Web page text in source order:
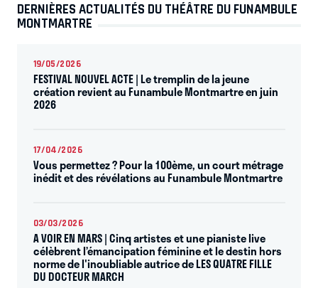
DERNIÈRES ACTUALITÉS DU THÉÂTRE DU FUNAMBULE
MONTMARTRE
19/05/2026
FESTIVAL NOUVEL ACTE | Le tremplin de la jeune
création revient au Funambule Montmartre en juin
2026
17/04/2026
Vous permettez ? Pour la 100ème, un court métrage
inédit et des révélations au Funambule Montmartre
03/03/2026
A VOIR EN MARS | Cinq artistes et une pianiste live
célèbrent l’émancipation féminine et le destin hors
norme de l'inoubliable autrice de LES QUATRE FILLE
DU DOCTEUR MARCH